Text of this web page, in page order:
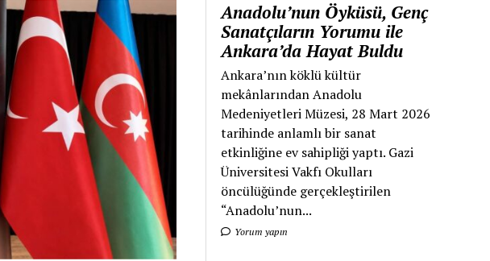
Anadolu’nun Öyküsü, Genç
Sanatçıların Yorumu ile
Ankara’da Hayat Buldu
Ankara’nın köklü kültür
mekânlarından Anadolu
Medeniyetleri Müzesi, 28 Mart 2026
tarihinde anlamlı bir sanat
etkinliğine ev sahipliği yaptı. Gazi
Üniversitesi Vakfı Okulları
öncülüğünde gerçekleştirilen
“Anadolu’nun...
Yorum yapın